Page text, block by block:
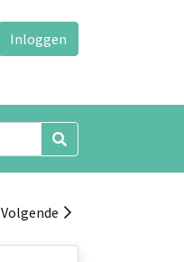
Inloggen
Volgende